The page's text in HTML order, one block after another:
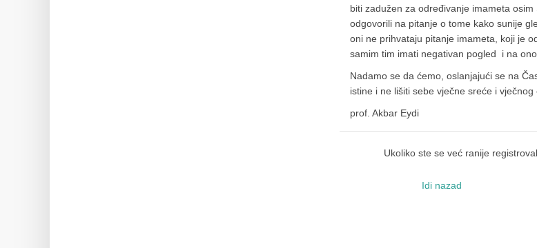
biti zadužen za određivanje imameta
odgovorili na pitanje o tome kako sunije
oni ne prihvataju pitanje imameta, koji je
samim tim imati negativan pogled i na
Nadamo se da ćemo, oslanjajući se na
istine i ne lišiti sebe vječne sreće i vječnog
prof. Akbar Eydi
Ukoliko ste se već ranije
Idi nazad